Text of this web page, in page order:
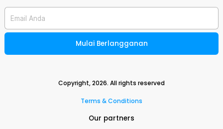
Email Anda
Mulai Berlangganan
Copyright,2026. All rights reserved
Terms & Conditions
Our partners